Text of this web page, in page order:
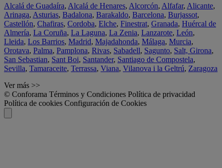
Alcalá de Guadaíra, Alcalá de Henares, Alcorcón, Alfafar, Alicante,
Arinaga, Asturias, Badalona, Barakaldo, Barcelona, Burjassot,
Castellón, Chafiras, Cordoba, Elche, Finestrat, Granada, Huércal de
Almería, La Coruña, La Laguna, La Zenia, Lanzarote, León,
Lleida, Los Barrios, Madrid, Majadahonda, Málaga, Murcia,
Orotava, Palma, Pamplona, Rivas, Sabadell, Sagunto, Salt, Girona,
San Sebastian, Sant Boi, Santander, Santiago de Compostela,
Sevilla, Tamaraceite, Terrassa, Viana, Vilanova i la Geltrú, Zaragoza
Ver más >>
© Conforama Términos y Condiciones Política de privacidad
Política de cookies Configuración de Cookies